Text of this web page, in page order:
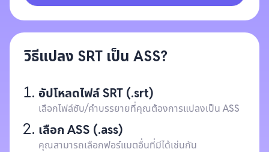
วิธีแปลง SRT เป็น ASS?
อัปโหลดไฟล์ SRT (.srt)
เลือกไฟล์ซับ/คำบรรยายที่คุณต้องการแปลงเป็น ASS
เลือก ASS (.ass)
คุณสามารถเลือกฟอร์แมตอื่นที่มีได้เช่นกัน